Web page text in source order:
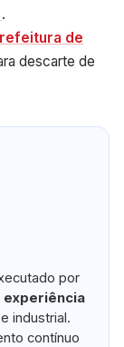
.
de
descarte de
por
experiência
industrial.
contínuo